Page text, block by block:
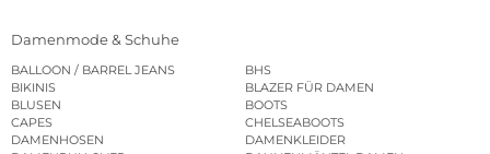
Damenmode & Schuhe
BALLOON / BARREL JEANS
BHS
BIKINIS
BLAZER FÜR DAMEN
BLUSEN
BOOTS
CAPES
CHELSEABOOTS
DAMENHOSEN
DAMENKLEIDER